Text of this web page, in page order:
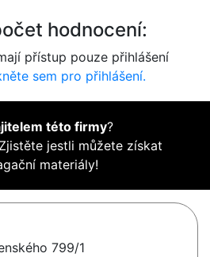
hodnocení:
přístup pouze přihlášení
sem pro přihlášení.
této firmy?
Zjistěte jestli můžete získat
materiály!
799/1